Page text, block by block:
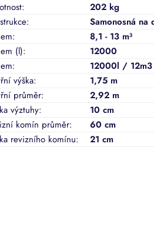
:
202 kg
:
Samonosná na
:
8,1 - 13 m³
(l):
12000
:
12000l / 12m3
výška:
1,75 m
průměr:
2,92 m
výztuhy:
10 cm
komín průměr:
60 cm
revizního komínu: 21 cm